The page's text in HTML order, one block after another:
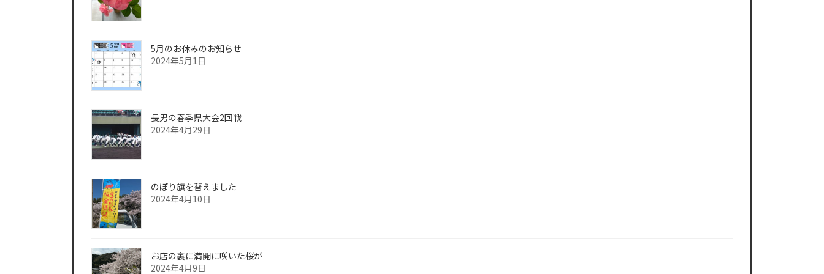
5月のお休みのお知らせ
2024年5月1日
長男の春季県大会2回戦
2024年4月29日
のぼり旗を替えました
2024年4月10日
お店の裏に満開に咲いた桜が
2024年4月9日